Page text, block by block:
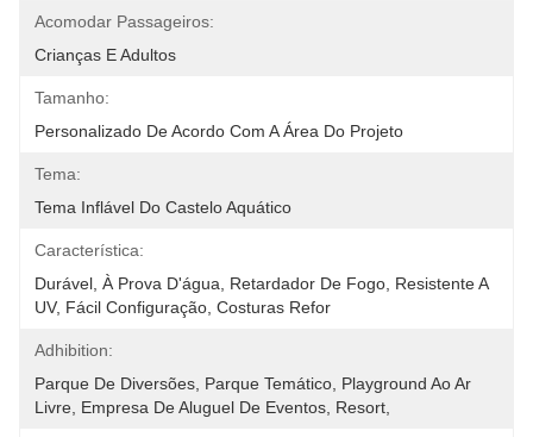
Acomodar Passageiros:
Crianças E Adultos
Tamanho:
Personalizado De Acordo Com A Área Do Projeto
Tema:
Tema Inflável Do Castelo Aquático
Característica:
Durável, À Prova D'água, Retardador De Fogo, Resistente A
UV, Fácil Configuração, Costuras Refor
Adhibition:
Parque De Diversões, Parque Temático, Playground Ao Ar
Livre, Empresa De Aluguel De Eventos, Resort,